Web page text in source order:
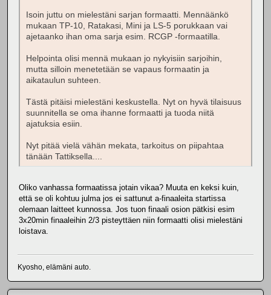
Isoin juttu on mielestäni sarjan formaatti. Mennäänkö
mukaan TP-10, Ratakasi, Mini ja LS-5 porukkaan vai
ajetaanko ihan oma sarja esim. RCGP -formaatilla.
Helpointa olisi mennä mukaan jo nykyisiin sarjoihin,
mutta silloin menetetään se vapaus formaatin ja
aikataulun suhteen.
Tästä pitäisi mielestäni keskustella. Nyt on hyvä tilaisuus
suunnitella se oma ihanne formaatti ja tuoda niitä
ajatuksia esiin.
Nyt pitää vielä vähän mekata, tarkoitus on piipahtaa
tänään Tattiksella....
Oliko vanhassa formaatissa jotain vikaa? Muuta en keksi kuin,
että se oli kohtuu julma jos ei sattunut a-finaaleita startissa
olemaan laitteet kunnossa. Jos tuon finaali osion pätkisi esim
3x20min finaaleihin 2/3 pisteyttäen niin formaatti olisi mielestäni
loistava.
Kyosho, elämäni auto.